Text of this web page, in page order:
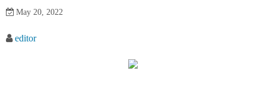
May 20, 2022
editor